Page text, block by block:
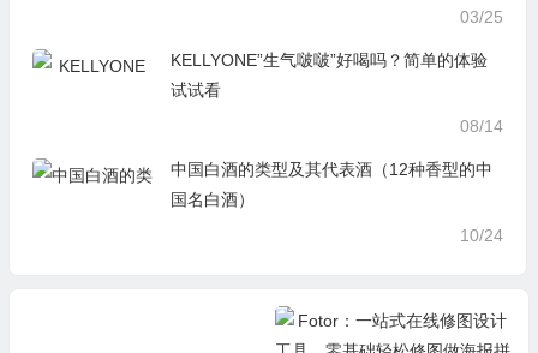
03/25
KELLYONE”生气啵啵”好喝吗？简单的体验
试试看
08/14
中国白酒的类型及其代表酒（12种香型的中
国名白酒）
10/24